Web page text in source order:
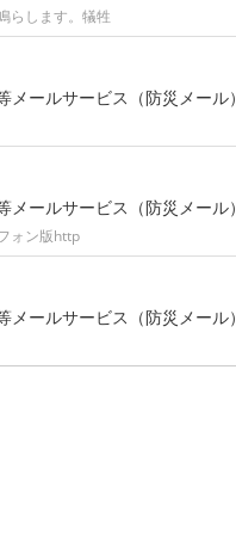
らします。犠牲
メールサービス（防災メール）
メールサービス（防災メール）
ォン版http
メールサービス（防災メール）